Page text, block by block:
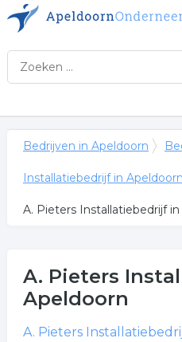
Bedrijven in Apeldoorn
Installatiebedrijf in Apeldoorn
A. Pieters Installatiebedrijf
A. Pieters
Apeldoorn
A. Pieters